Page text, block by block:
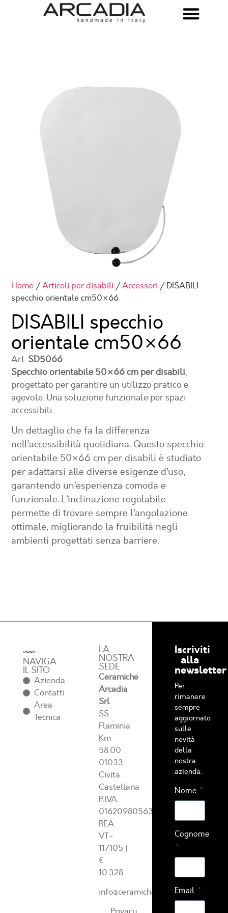
Home /Articoli per disabili /Accessori / DISABILI
specchio orientale cm50×66
DISABILI specchio
orientale cm50×66
Art.SD5066
Specchio orientabile 50×66 cm per disabili,
progettato per garantire un utilizzo pratico e
agevole. Una soluzione funzionale per spazi
accessibili.
Un dettaglio che fa la differenza
nell’accessibilità quotidiana. Questo specchio
orientabile 50×66 cm per disabili è studiato
per adattarsi alle diverse esigenze d’uso,
garantendo un’esperienza comoda e
funzionale. L’inclinazione regolabile
permette di trovare sempre l’angolazione
ottimale, migliorando la fruibilità negli
ambienti progettati senza barriere.
NAVIGA
IL SITO
Azienda
Contatti
Area
Tecnica
LA
NOSTRA
SEDE
Ceramiche
Arcadia
Srl
SS
Flaminia
Km
58.00
01033
Civita
Castellana
P.IVA:
01620980563
REA
VT-
117105 |
€
10.328
info@ceramichearcadia.com
Iscriviti
alla
newsletter
Per
rimanere
sempre
aggiornato
sulle
novità
della
nostra
azienda.
Nome
Cognome
Email